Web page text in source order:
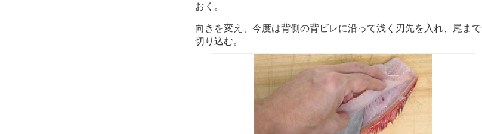
おく。
向きを変え、今度は背側の背ビレに沿って浅く刃先を入れ、尾まで
切り込む。